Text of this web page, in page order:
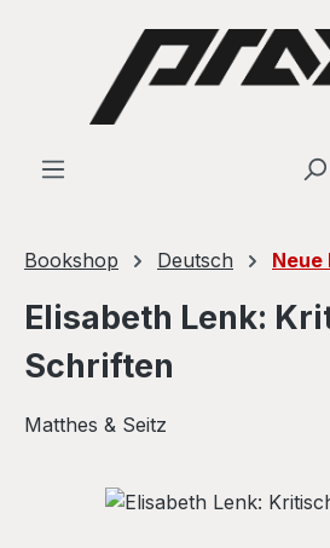
Skip to main content
Bookshop Deutsch Neue
Elisabeth Lenk:
Schriften
Matthes & Seitz
Skip image gallery